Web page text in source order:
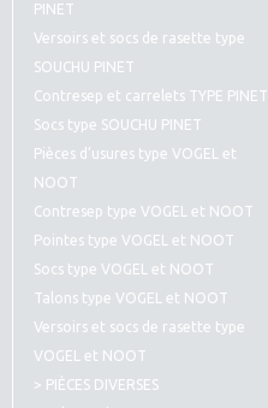
PINET
Versoirs et socs de rasette type
SOUCHU PINET
Contresep et carrelets TYPE PINET
Socs type SOUCHU PINET
Pièces d’usures type VOGEL et
NOOT
Contresep type VOGEL et NOOT
Pointes type VOGEL et NOOT
Socs type VOGEL et NOOT
Talons type VOGEL et NOOT
Versoirs et socs de rasette type
VOGEL et NOOT
> PIÈCES DIVERSES